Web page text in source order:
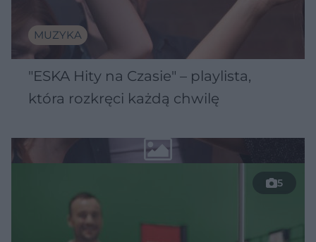
MUZYKA
"ESKA Hity na Czasie" – playlista,
która rozkręci każdą chwilę
5